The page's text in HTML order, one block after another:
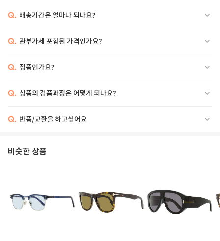
Q. 배송기간은 얼마나 되나요?
Q. 관부가세 포함된 가격인가요?
Q. 정품인가요?
Q. 상품의 검품과정은 어떻게 되나요?
Q. 반품/교환을 하고싶어요
비슷한 상품